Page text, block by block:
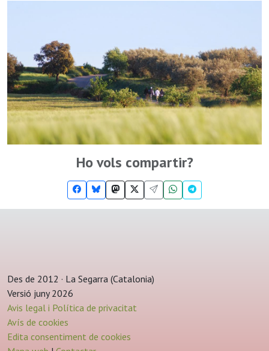
Ho vols compartir?
Des de 2012 · La Segarra (Catalonia)
Versió juny 2026
Avis legal i Política de privacitat
Avís de cookies
Edita consentiment de cookies